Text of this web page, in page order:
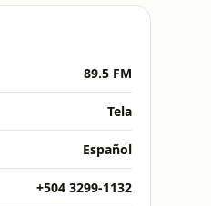
89.5 FM
Tela
Español
+504 3299-1132